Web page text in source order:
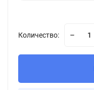
Количество: